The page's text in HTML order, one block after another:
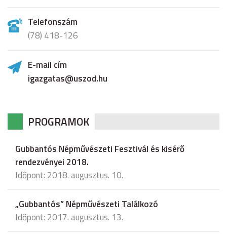
Telefonszám
(78) 418-126
E-mail cím
igazgatas@uszod.hu
PROGRAMOK
Gubbantós Népművészeti Fesztivál és kisérő
rendezvényei 2018.
Időpont: 2018. augusztus. 10.
„Gubbantós” Népművészeti Találkozó
Időpont: 2017. augusztus. 13.